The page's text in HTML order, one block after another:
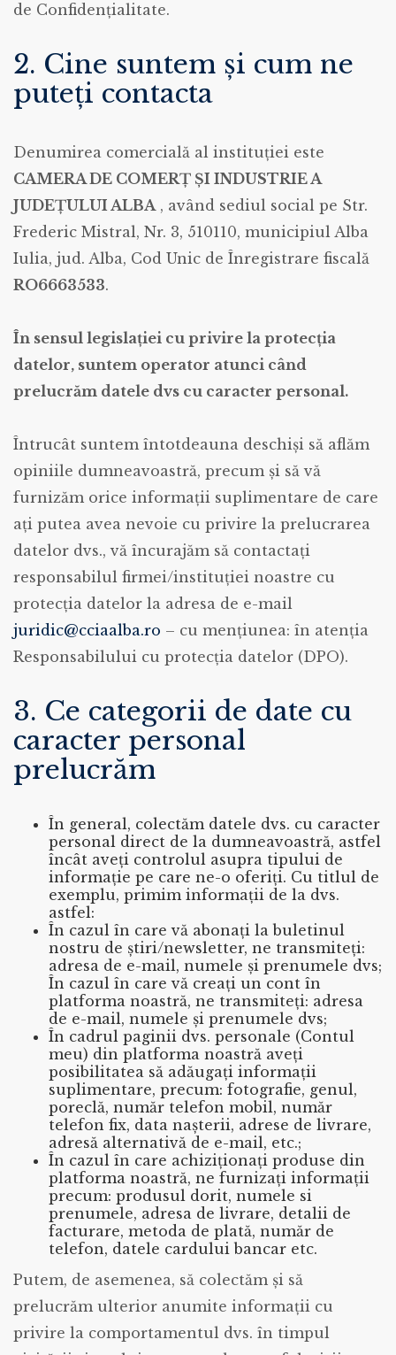
de Confidenţialitate.
2. Cine suntem și cum ne
puteți contacta
Denumirea comercială al instituției este
CAMERA DE COMERȚ ȘI INDUSTRIE A
JUDEȚULUI ALBA, având sediul social pe Str.
Frederic Mistral, Nr. 3, 510110, municipiul Alba
Iulia, jud. Alba, Cod Unic de Înregistrare fiscală
RO6663533.
În sensul legislației cu privire la protecția
datelor, suntem operator atunci când
prelucrăm datele dvs cu caracter personal.
Întrucât suntem întotdeauna deschiși să aflăm
opiniile dumneavoastră, precum și să vă
furnizăm orice informații suplimentare de care
ați putea avea nevoie cu privire la prelucrarea
datelor dvs., vă încurajăm să contactați
responsabilul firmei/instituției noastre cu
protecția datelor la adresa de e-mail
juridic@cciaalba.ro – cu menţiunea: în atenția
Responsabilului cu protecția datelor (DPO).
3. Ce categorii de date cu
caracter personal
prelucrăm
În general, colectăm datele dvs. cu caracter
personal direct de la dumneavoastră, astfel
încât aveți controlul asupra tipului de
informație pe care ne-o oferiți. Cu titlul de
exemplu, primim informații de la dvs.
astfel:
În cazul în care vă abonați la buletinul
nostru de știri/newsletter, ne transmiteți:
adresa de e-mail, numele și prenumele dvs;
În cazul în care vă creați un cont în
platforma noastră, ne transmiteți: adresa
de e-mail, numele și prenumele dvs;
În cadrul paginii dvs. personale (Contul
meu) din platforma noastră aveți
posibilitatea să adăugați informații
suplimentare, precum: fotografie, genul,
poreclă, număr telefon mobil, număr
telefon fix, data nașterii, adrese de livrare,
adresă alternativă de e-mail, etc.;
În cazul în care achiziționați produse din
platforma noastră, ne furnizați informații
precum: produsul dorit, numele si
prenumele, adresa de livrare, detalii de
facturare, metoda de plată, număr de
telefon, datele cardului bancar etc.
Putem, de asemenea, să colectăm și să
prelucrăm ulterior anumite informații cu
privire la comportamentul dvs. în timpul